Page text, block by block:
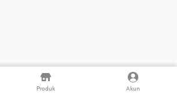
Produk Akun